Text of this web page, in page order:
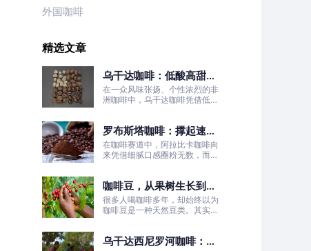
外国咖啡
精选文章
乌干达咖啡：低酸高甜！
被严重低估的日常治愈口
粮豆
在一众风味张扬、个性浓烈的非
洲咖啡中，乌干达咖啡凭借低酸
众对非洲咖啡“酸涩浓烈、刺激
性强”的刻板印象。
罗布斯塔咖啡：撑起速溶
咖啡半壁江山
在咖啡赛道中，阿拉比卡咖啡向
来凭借细腻口感圈粉无数，而罗
咖啡豆，从果树生长到烘
焙成型
很多人喝咖啡多年，却始终以为
咖啡豆是一种天然豆类。其实我
乌干达西尼罗河咖啡：尼